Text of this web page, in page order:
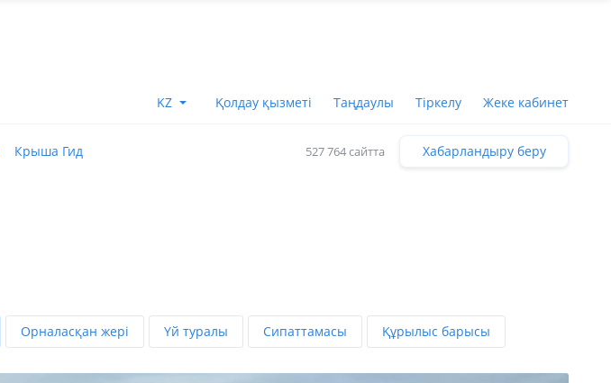
KZ Қолдау қызметі Таңдаулы Тіркелу Жеке кабинет
Крыша Гид 527 764 сайтта Хабарландыру беру
Орналасқан жері Үй туралы Сипаттамасы Құрылыс барысы